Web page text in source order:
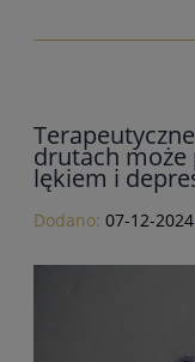
drutach może
lękiem i
Dodano: 07-12-2024